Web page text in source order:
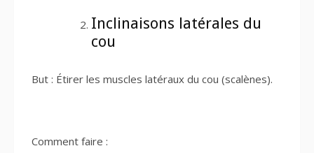
Inclinaisons latérales du
cou
But : Étirer les muscles latéraux du cou (scalènes).
Comment faire :